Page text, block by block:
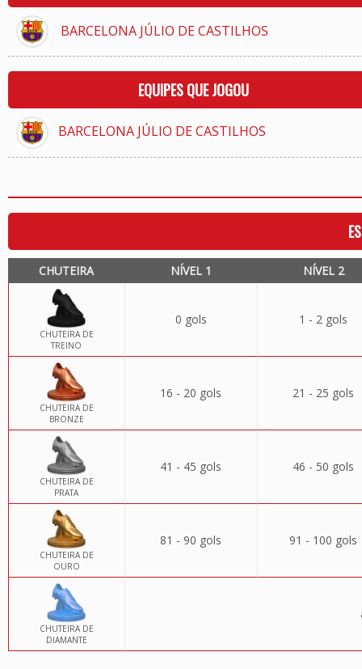
BARCELONA JÚLIO DE CASTILHOS
EQUIPES QUE JOGOU
BARCELONA JÚLIO DE CASTILHOS
CHUTEIRA NÍVEL 1 NÍVEL 2
CHUTEIRA DE
TREINO
0 gols 1 - 2 gols
CHUTEIRA DE
BRONZE
16 - 20 gols 21 - 25 gols
CHUTEIRA DE
PRATA
41 - 45 gols 46 - 50 gols
CHUTEIRA DE
OURO
81 - 90 gols 91 - 100 gols
CHUTEIRA DE
DIAMANTE